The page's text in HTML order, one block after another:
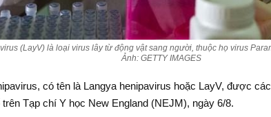
(LayV) là loại virus lây từ động vật sang người, thuộc họ virus
Ảnh: GETTY IMAGES
có tên là Langya henipavirus hoặc LayV, được
trên Tạp chí Y học New England (NEJM), ngày 6/8.